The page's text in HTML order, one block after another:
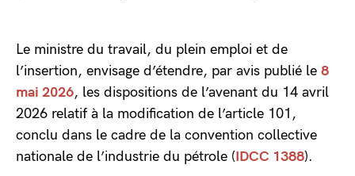
Le ministre du travail, du plein emploi et de
l’insertion, envisage d’étendre, par avis publié le 8
mai 2026, les dispositions de l’avenant du 14 avril
2026 relatif à la modification de l’article 101,
conclu dans le cadre de la convention collective
nationale de l’industrie du pétrole (IDCC 1388).